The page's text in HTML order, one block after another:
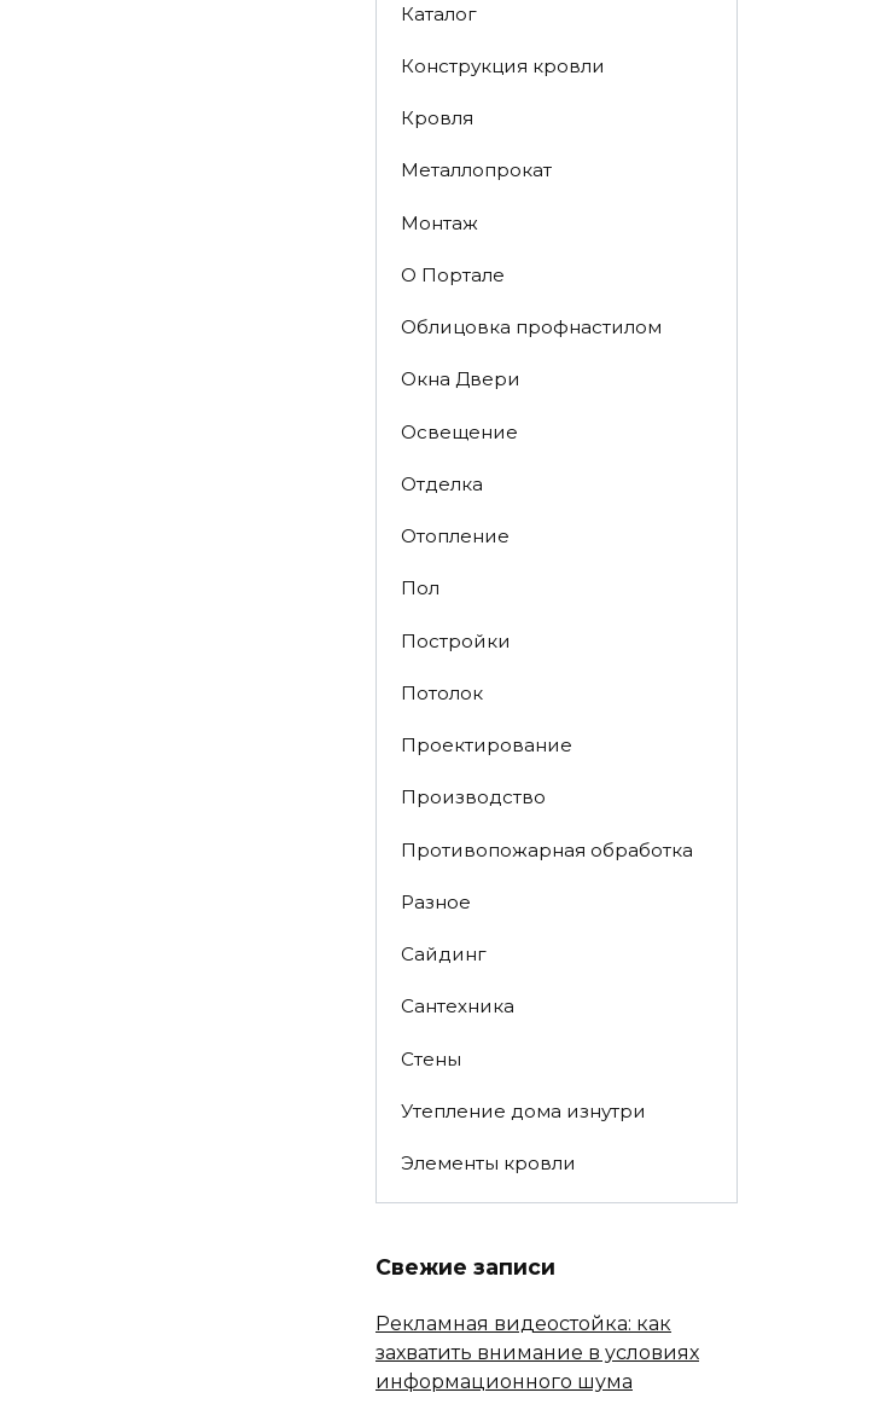
Каталог
Конструкция кровли
Кровля
Металлопрокат
Монтаж
О Портале
Облицовка профнастилом
Окна Двери
Освещение
Отделка
Отопление
Пол
Постройки
Потолок
Проектирование
Производство
Противопожарная обработка
Разное
Сайдинг
Сантехника
Стены
Утепление дома изнутри
Элементы кровли
Свежие записи
Рекламная видеостойка: как
захватить внимание в условиях
информационного шума